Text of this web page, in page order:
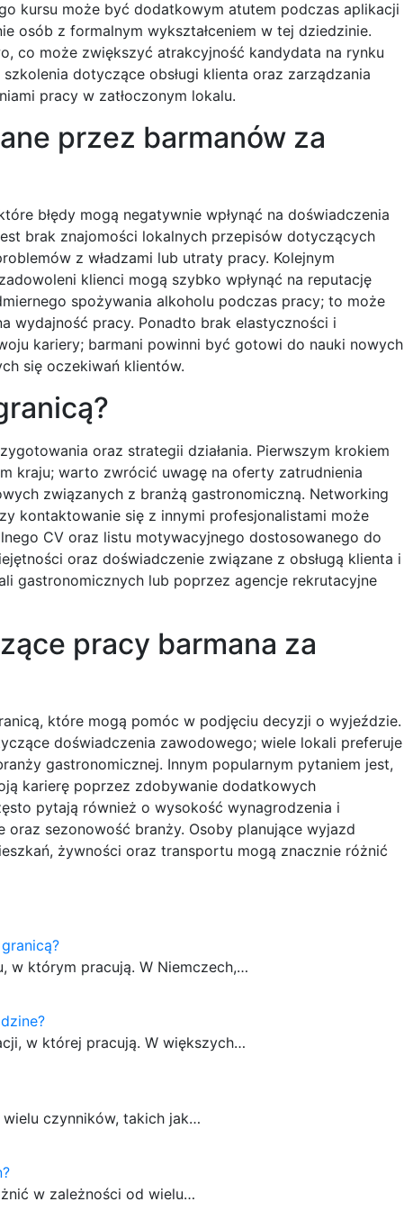
kursu może być dodatkowym atutem podczas aplikacji
osób z formalnym wykształceniem w tej dziedzinie.
co może zwiększyć atrakcyjność kandydata na rynku
dotyczące obsługi klienta oraz zarządzania
pracy w zatłoczonym lokalu.
przez barmanów za
błędy mogą negatywnie wpłynąć na doświadczenia
brak znajomości lokalnych przepisów dotyczących
z władzami lub utraty pracy. Kolejnym
klienci mogą szybko wpłynąć na reputację
spożywania alkoholu podczas pracy; to może
wydajność pracy. Ponadto brak elastyczności i
kariery; barmani powinni być gotowi do nauki nowych
się oczekiwań klientów.
oraz strategii działania. Pierwszym krokiem
kraju; warto zwrócić uwagę na oferty zatrudnienia
związanych z branżą gastronomiczną. Networking
kontaktowanie się z innymi profesjonalistami może
CV oraz listu motywacyjnego dostosowanego do
oraz doświadczenie związane z obsługą klienta i
gastronomicznych lub poprzez agencje rekrutacyjne
pracy barmana za
które mogą pomóc w podjęciu decyzji o wyjeździe.
doświadczenia zawodowego; wiele lokali preferuje
gastronomicznej. Innym popularnym pytaniem jest,
karierę poprzez zdobywanie dodatkowych
pytają również o wysokość wynagrodzenia i
sezonowość branży. Osoby planujące wyjazd
żywności oraz transportu mogą znacznie różnić
w którym pracują. W Niemczech,…
w której pracują. W większych…
czynników, takich jak…
w zależności od wielu…